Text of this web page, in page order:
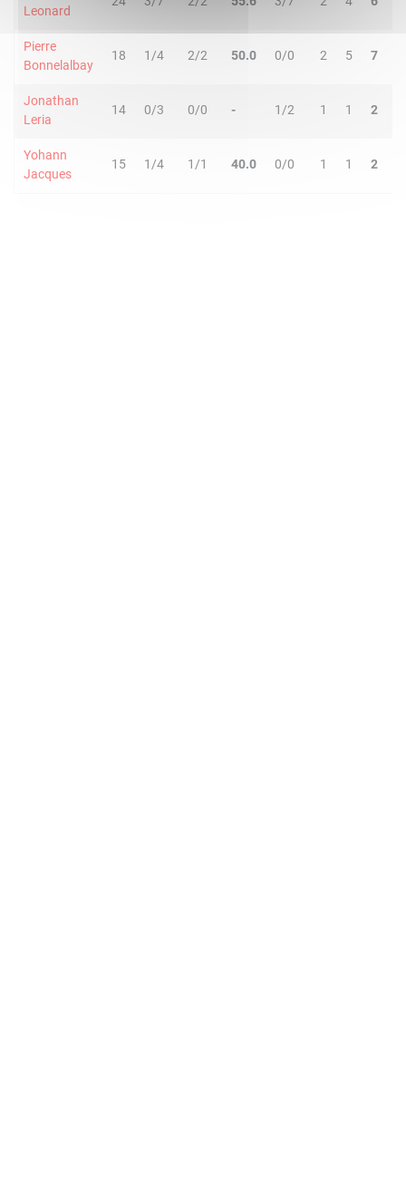
Leonard
Pierre
Bonnelalbay
18 1/4 2/2 50.0 0/0 2 5 7
Jonathan
Leria
14 0/3 0/0 - 1/2 1 1 2
Yohann
Jacques
15 1/4 1/1 40.0 0/0 1 1 2